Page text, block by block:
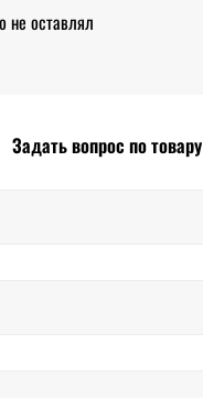
не оставлял
Задать вопрос по товару